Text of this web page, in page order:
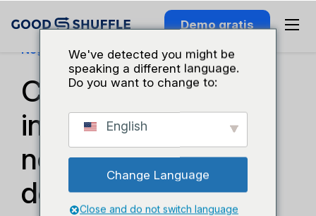
Demo gratis
Negocios Y Crecimiento
Cómo generar más
ingresos para mi
negocio de eventos
de inmediato
We've detected you might be
speaking a different language.
Do you want to change to:
English
Change Language
Close and do not switch language